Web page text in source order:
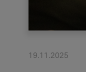
19.11.2025